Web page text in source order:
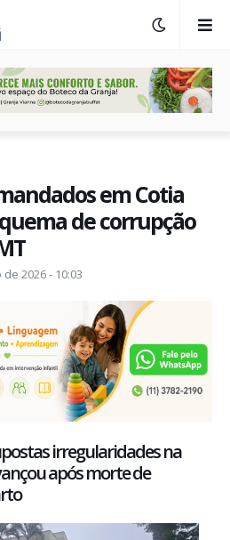
em Cotia
de corrupção
2026 - 10:03
irregularidades na
após morte de